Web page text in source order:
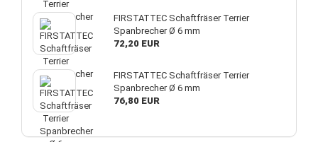
FIRSTATTEC Schaftfräser Terrier
Spanbrecher Ø 6 mm
72,20 EUR
FIRSTATTEC Schaftfräser Terrier
Spanbrecher Ø 6 mm
76,80 EUR